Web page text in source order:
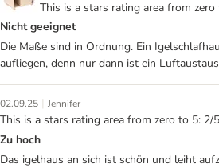
This is a stars rating area from
Nicht geeignet
Die Maße sind in Ordnung. Ein
aufliegen, denn nur dann ist ein
02.09.25 | Jennifer
This is a stars rating area from zero to 5: 2/5
Zu hoch
Das igelhaus an sich ist schön und leiht